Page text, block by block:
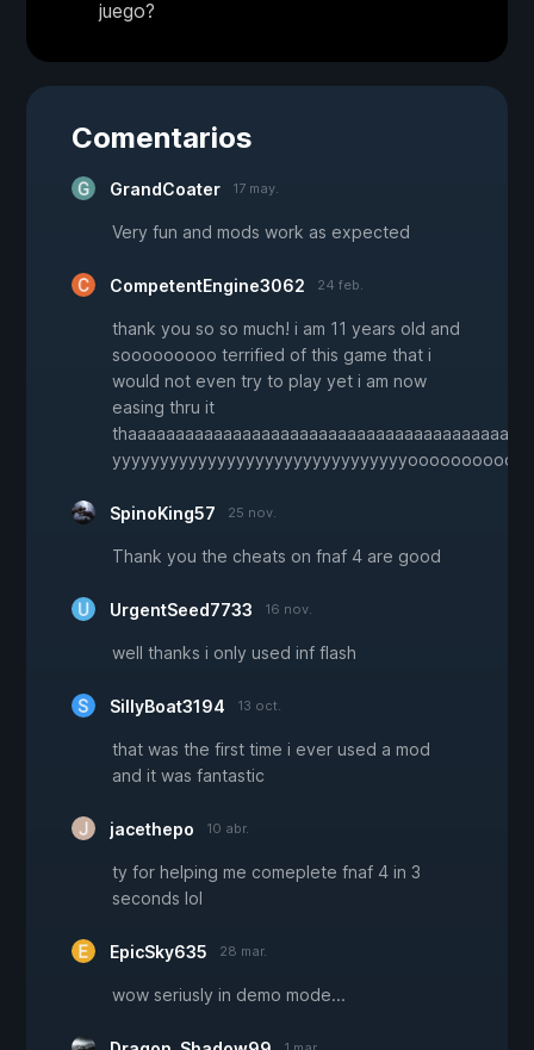
juego?
Comentarios
GrandCoater 17 may.
Very fun and mods work as expected
CompetentEngine3062 24 feb.
thank you so so much! i am 11 years old and
sooooooooo terrified of this game that i
would not even try to play yet i am now
easing thru it
SpinoKing57 25 nov.
Thank you the cheats on fnaf 4 are good
UrgentSeed7733 16 nov.
well thanks i only used inf flash
SillyBoat3194 13 oct.
that was the first time i ever used a mod
and it was fantastic
jacethepo 10 abr.
ty for helping me comeplete fnaf 4 in 3
seconds lol
EpicSky635 28 mar.
wow seriusly in demo mode...